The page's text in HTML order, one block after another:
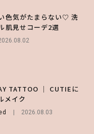
色気がたまらない♡ 洗
肌見せコーデ2選
TATTOO ｜ CUTIEに
メイク
2026.08.03
のロブに！「意外としっ
新鮮で心地いい」ヘアカ
お届け♡
タイルはどう作る？体型
過ごし方など独占インタ
2026.07.31
うねりに】ヘアメイク夢
ンプー「バティスト」
イリング3選
スシローと初コラボ♡
ュー＆限定グッズを総